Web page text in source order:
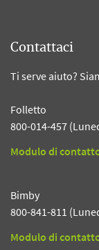
Contattaci
Ti serve aiuto?
Folletto
800-014-457
Modulo di
Bimby
800-841-811
Modulo di